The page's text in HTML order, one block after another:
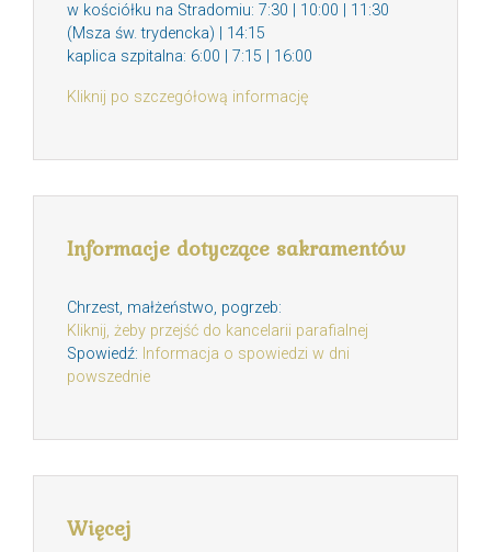
w kościółku na Stradomiu: 7:30 | 10:00 | 11:30
(Msza św. trydencka) | 14:15
kaplica szpitalna: 6:00 | 7:15 | 16:00
Kliknij po szczegółową informację
Informacje dotyczące sakramentów
Chrzest, małżeństwo, pogrzeb:
Kliknij, żeby przejść do kancelarii parafialnej
Spowiedź: Informacja o spowiedzi w dni
powszednie
Więcej